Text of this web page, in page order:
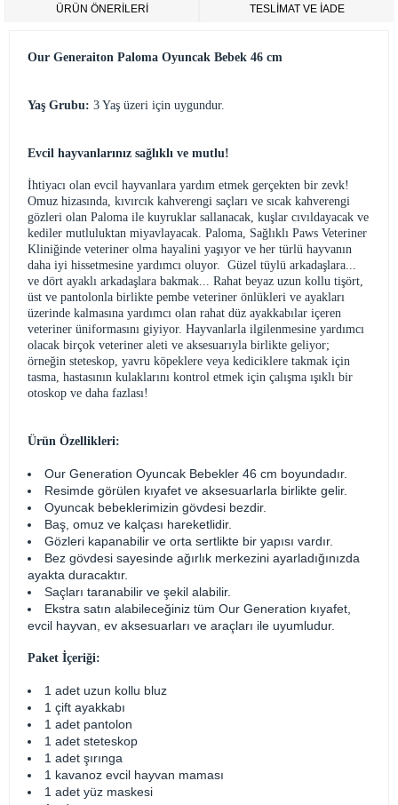
ÜRÜN ÖNERILERI TESLİMAT VE İADE
Our Generaiton Paloma Oyuncak Bebek 46 cm
Yaş Grubu: 3 Yaş üzeri için uygundur.
Evcil hayvanlarınız sağlıklı ve mutlu!
İhtiyacı olan evcil hayvanlara yardım etmek gerçekten bir zevk!
Omuz hizasında, kıvırcık kahverengi saçları ve sıcak kahverengi
gözleri olan Paloma ile kuyruklar sallanacak, kuşlar cıvıldayacak ve
kediler mutluluktan miyavlayacak. Paloma, Sağlıklı Paws Veteriner
Kliniğinde veteriner olma hayalini yaşıyor ve her türlü hayvanın
daha iyi hissetmesine yardımcı oluyor. Güzel tüylü arkadaşlara...
ve dört ayaklı arkadaşlara bakmak... Rahat beyaz uzun kollu tişört,
üst ve pantolonla birlikte pembe veteriner önlükleri ve ayakları
üzerinde kalmasına yardımcı olan rahat düz ayakkabılar içeren
veteriner üniformasını giyiyor. Hayvanlarla ilgilenmesine yardımcı
olacak birçok veteriner aleti ve aksesuarıyla birlikte geliyor;
örneğin steteskop, yavru köpeklere veya kediciklere takmak için
tasma, hastasının kulaklarını kontrol etmek için çalışma ışıklı bir
otoskop ve daha fazlası!
Ürün Özellikleri:
Our Generation Oyuncak Bebekler 46 cm boyundadır.
Resimde görülen kıyafet ve aksesuarlarla birlikte gelir.
Oyuncak bebeklerimizin gövdesi bezdir.
Baş, omuz ve kalçası hareketlidir.
Gözleri kapanabilir ve orta sertlikte bir yapısı vardır.
Bez gövdesi sayesinde ağırlık merkezini ayarladığınızda
ayakta duracaktır.
Saçları taranabilir ve şekil alabilir.
Ekstra satın alabileceğiniz tüm Our Generation kıyafet,
evcil hayvan, ev aksesuarları ve araçları ile uyumludur.
Paket İçeriği:
​​​1 adet uzun kollu bluz
1 çift ayakkabı
1 adet pantolon
1 adet steteskop
1 adet şırınga
1 kavanoz evcil hayvan maması
1 adet yüz maskesi